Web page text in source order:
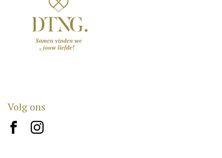
Volg ons
brand10 brand12